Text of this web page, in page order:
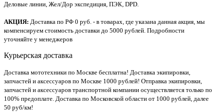
Деловые линии, Жел/Дор экспедиция, ПЭК, DPD.
АКЦИЯ: Доставка по РФ 0 руб. - в товарах, где указана данная акция, мы
компенсируем стоимость доставки до 5000 рублей. Подробности
уточняйте у менеджеров
Курьерская доставка
Доставка мототехники по Москве бесплатна! Доставка экипировки,
запчастей и аксессуаров по Москве 1000 рублей! Отправка экипировки,
запчастей и аксессуаров транспортной компании осуществляется только по
100% предоплате. Доставка по Московской области от 1000 рублей, далее
50 руб/км!